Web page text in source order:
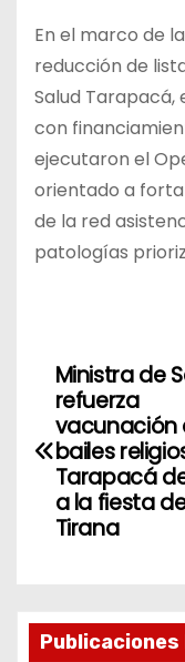
En el marco de
reducción de
Salud Tarapacá,
con
ejecutaron el
orientado a
de la red
patologías
N
v
c
Ministra de
refuerza
vacunación
bailes
Tarapacá
a la fiesta
Tirana
Publicaciones